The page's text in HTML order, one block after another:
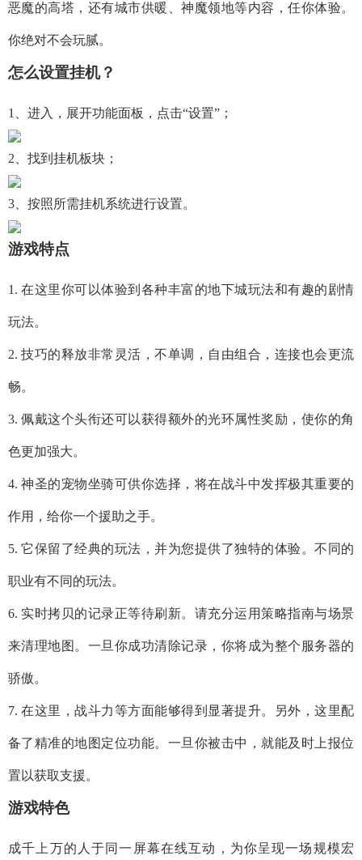
恶魔的高塔，还有城市供暖、神魔领地等内容，任你体验。
你绝对不会玩腻。
怎么设置挂机？
1、进入，展开功能面板，点击“设置”；
2、找到挂机板块；
3、按照所需挂机系统进行设置。
游戏特点
1. 在这里你可以体验到各种丰富的地下城玩法和有趣的剧情
玩法。
2. 技巧的释放非常灵活，不单调，自由组合，连接也会更流
畅。
3. 佩戴这个头衔还可以获得额外的光环属性奖励，使你的角
色更加强大。
4. 神圣的宠物坐骑可供你选择，将在战斗中发挥极其重要的
作用，给你一个援助之手。
5. 它保留了经典的玩法，并为您提供了独特的体验。不同的
职业有不同的玩法。
6. 实时拷贝的记录正等待刷新。请充分运用策略指南与场景
来清理地图。一旦你成功清除记录，你将成为整个服务器的
骄傲。
7. 在这里，战斗力等方面能够得到显著提升。另外，这里配
备了精准的地图定位功能。一旦你被击中，就能及时上报位
置以获取支援。
游戏特色
成千上万的人于同一屏幕在线互动，为你呈现一场规模宏